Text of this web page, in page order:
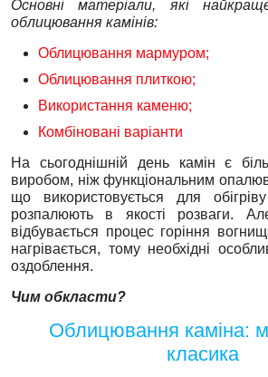
Основні матеріали, які
облицювання камінів:
Облицювання мармуром;
Облицювання плиткою;
Використання каменю;
Комбіновані варіанти
На сьогоднішній день камін є
виробом, ніж функціональним
що використовується для
розпалюють в якості розваги.
відбувається процес горіння
нагрівається, тому необхідні
оздоблення.
Чим обкласти?
Облицювання каміна:
класика